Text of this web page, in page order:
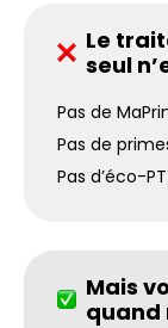
Le
seul
Pas de
Pas de
Pas d’éco-
Mais
quand